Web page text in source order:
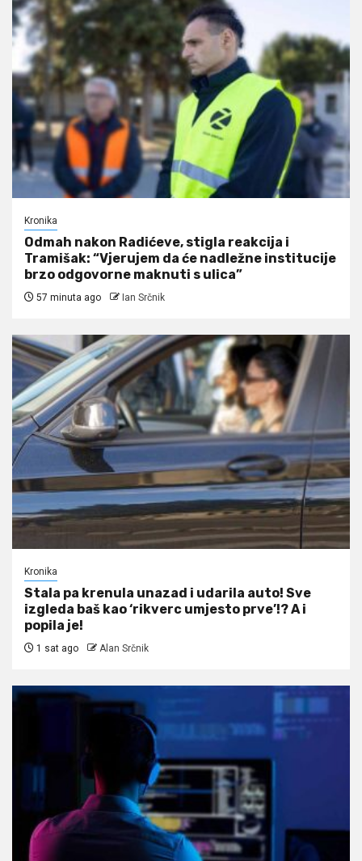
Kronika
Odmah nakon Radićeve, stigla reakcija i
Tramišak: “Vjerujem da će nadležne institucije
brzo odgovorne maknuti s ulica”
57 minuta ago Ian Srčnik
Kronika
Stala pa krenula unazad i udarila auto! Sve
izgleda baš kao ‘rikverc umjesto prve’!? A i
popila je!
1 sat ago Alan Srčnik